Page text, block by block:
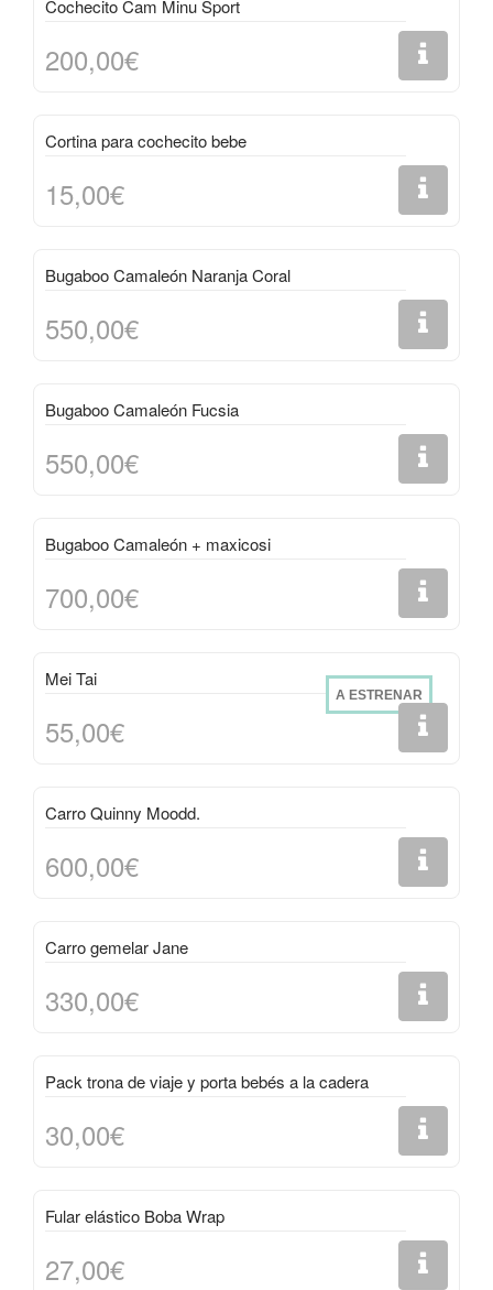
Cochecito Cam Minu Sport
200,00€
Cortina para cochecito bebe
15,00€
Bugaboo Camaleón Naranja Coral
550,00€
Bugaboo Camaleón Fucsia
550,00€
Bugaboo Camaleón + maxicosi
700,00€
Mei Tai
A ESTRENAR
55,00€
Carro Quinny Moodd.
600,00€
Carro gemelar Jane
330,00€
Pack trona de viaje y porta bebés a la cadera
30,00€
Fular elástico Boba Wrap
27,00€